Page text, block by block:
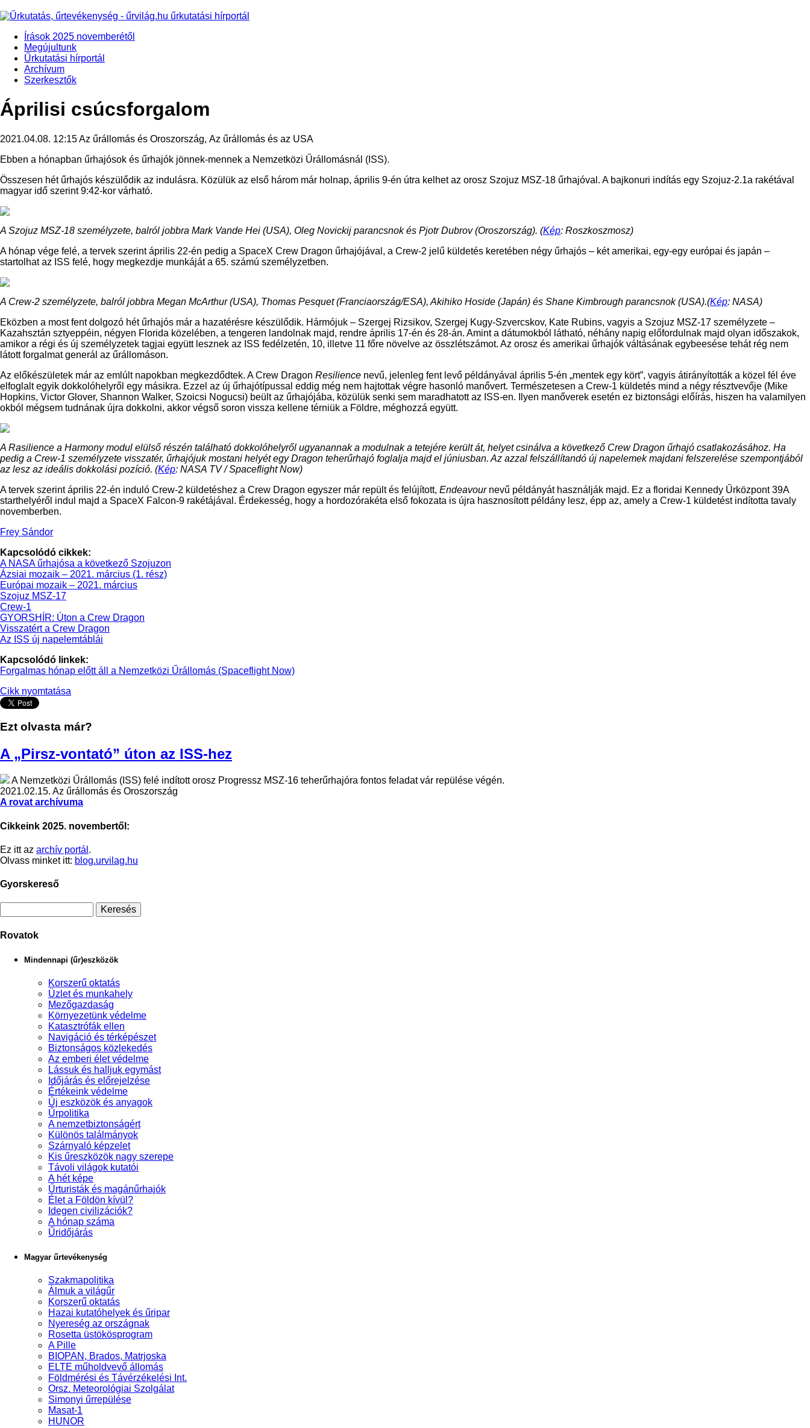
Írások 2025 novemberétől
Megújultunk
Űrkutatási hírportál
Archívum
Szerkesztők
Áprilisi csúcsforgalom
2021.04.08. 12:15Az űrállomás és Oroszország, Az űrállomás és az USA
Ebben a hónapban űrhajósok és űrhajók jönnek-mennek a Nemzetközi Űrállomásnál (ISS).
Összesen hét űrhajós készülődik az indulásra. Közülük az első három már holnap, április 9-én útra kelhet az orosz Szojuz MSZ-18 űrhajóval. A bajkonuri indítás egy Szojuz-2.1a rakétával
magyar idő szerint 9:42-kor várható.
A Szojuz MSZ-18 személyzete, balról jobbra Mark Vande Hei (USA), Oleg Novickij parancsnok és Pjotr Dubrov (Oroszország). (Kép: Roszkoszmosz)
A hónap vége felé, a tervek szerint április 22-én pedig a SpaceX Crew Dragon űrhajójával, a Crew-2 jelű küldetés keretében négy űrhajós – két amerikai, egy-egy európai és japán –
startolhat az ISS felé, hogy megkezdje munkáját a 65. számú személyzetben.
A Crew-2 személyzete, balról jobbra Megan McArthur (USA), Thomas Pesquet (Franciaország/ESA), Akihiko Hoside (Japán) és Shane Kimbrough parancsnok (USA).(Kép: NASA)
Eközben a most fent dolgozó hét űrhajós már a hazatérésre készülődik. Hármójuk – Szergej Rizsikov, Szergej Kugy-Szvercskov, Kate Rubins, vagyis a Szojuz MSZ-17 személyzete –
Kazahsztán sztyeppéin, négyen Florida közelében, a tengeren landolnak majd, rendre április 17-én és 28-án. Amint a dátumokból látható, néhány napig előfordulnak majd olyan időszakok,
amikor a régi és új személyzetek tagjai együtt lesznek az ISS fedélzetén, 10, illetve 11 főre növelve az összlétszámot. Az orosz és amerikai űrhajók váltásának egybeesése tehát rég nem
látott forgalmat generál az űrállomáson.
Az előkészületek már az emlúlt napokban megkezdődtek. A Crew Dragon Resilience nevű, jelenleg fent levő példányával április 5-én „mentek egy kört”, vagyis átirányították a közel fél éve
elfoglalt egyik dokkolóhelyről egy másikra. Ezzel az új űrhajótípussal eddig még nem hajtottak végre hasonló manővert. Természetesen a Crew-1 küldetés mind a négy résztvevője (Mike
Hopkins, Victor Glover, Shannon Walker, Szoicsi Nogucsi) beült az űrhajójába, közülük senki sem maradhatott az ISS-en. Ilyen manőverek esetén ez biztonsági előírás, hiszen ha valamilyen
okból mégsem tudnának újra dokkolni, akkor végső soron vissza kellene térniük a Földre, méghozzá együtt.
A Rasilience a Harmony modul elülső részén található dokkolóhelyről ugyanannak a modulnak a tetejére került át, helyet csinálva a következő Crew Dragon űrhajó csatlakozásához. Ha
pedig a Crew-1 személyzete visszatér, űrhajójuk mostani helyét egy Dragon teherűrhajó foglalja majd el júniusban. Az azzal felszállítandó új napelemek majdani felszerelése szempontjából
az lesz az ideális dokkolási pozíció. (Kép: NASA TV / Spaceflight Now)
A tervek szerint április 22-én induló Crew-2 küldetéshez a Crew Dragon egyszer már repült és felújított, Endeavournevű példányát használják majd. Ez a floridai Kennedy Űrközpont 39A
starthelyéről indul majd a SpaceX Falcon-9 rakétájával. Érdekesség, hogy a hordozórakéta első fokozata is újra hasznosított példány lesz, épp az, amely a Crew-1 küldetést indította tavaly
novemberben.
Frey Sándor
Kapcsolódó cikkek:
A NASA űrhajósa a következő Szojuzon
Ázsiai mozaik – 2021. március (1. rész)
Európai mozaik – 2021. március
Szojuz MSZ-17
Crew-1
GYORSHÍR: Úton a Crew Dragon
Visszatért a Crew Dragon
Az ISS új napelemtáblái
Kapcsolódó linkek:
Forgalmas hónap előtt áll a Nemzetközi Űrállomás (Spaceflight Now)
Cikk nyomtatása
Ezt olvasta már?
A „Pirsz-vontató” úton az ISS-hez
A Nemzetközi Űrállomás (ISS) felé indított orosz Progressz MSZ-16 teherűrhajóra fontos feladat vár repülése végén.
2021.02.15. Az űrállomás és Oroszország
A rovat archívuma
Cikkeink 2025. novembertől:
Ez itt az archív portál .
Olvass minket itt: blog.urvilag.hu
Gyorskereső
Rovatok
Mindennapi (űr)eszközök
Korszerű oktatás
Üzlet és munkahely
Mezőgazdaság
Környezetünk védelme
Katasztrófák ellen
Navigáció és térképészet
Biztonságos közlekedés
Az emberi élet védelme
Lássuk és halljuk egymást
Időjárás és előrejelzése
Értékeink védelme
Új eszközök és anyagok
Űrpolitika
A nemzetbiztonságért
Különös találmányok
Szárnyaló képzelet
Kis űreszközök nagy szerepe
Távoli világok kutatói
A hét képe
Űrturisták és magánűrhajók
Élet a Földön kívül?
Idegen civilizációk?
A hónap száma
Űridőjárás
Magyar űrtevékenység
Szakmapolitika
Álmuk a világűr
Korszerű oktatás
Hazai kutatóhelyek és űripar
Nyereség az országnak
Rosetta üstökösprogram
A Pille
BIOPAN, Brados, Matrjoska
ELTE műholdvevő állomás
Földmérési és Távérzékelési Int.
Orsz. Meteorológiai Szolgálat
Simonyi űrrepülése
Masat-1
HUNOR